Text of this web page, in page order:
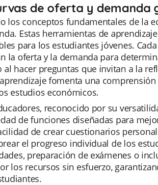
de oferta y demanda
los conceptos fundamentales de la
Estas herramientas de
para los estudiantes jóvenes.
la oferta y la demanda para
hacer preguntas que invitan a la
fomenta una
estudios económicos.
reconocido por su
de funciones diseñadas para
de crear cuestionarios
el progreso individual de los
preparación de exámenes o
los recursos sin esfuerzo,